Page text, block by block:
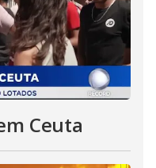
Ceuta